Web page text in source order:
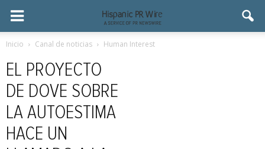
Inicio Canal de noticias Human Interest
EL PROYECTO
DE DOVE SOBRE
LA AUTOESTIMA
HACE UN